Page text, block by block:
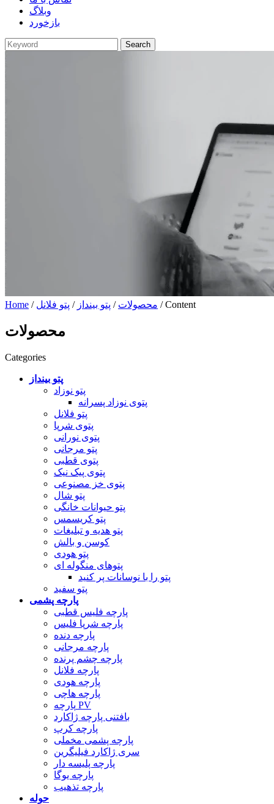
وبلاگ
بازخورد
Home / محصولات / پتو بینداز / پتو فلانل / Content
محصولات
Categories
پتو بینداز
پتو نوزاد
پتوی نوزاد پسرانه
پتو فلانل
پتوی شرپا
پتوی نورانی
پتو مرجانی
پتوی قطبی
پتوی پیک نیک
پتوی خز مصنوعی
پتو شال
پتو حیوانات خانگی
پتو کریسمس
پتو هدیه و تبلیغات
کوسن و بالش
پتو هودی
پتوهای منگوله ای
پتو را با نوسانات پر کنید
پتو سفید
پارچه پشمی
پارچه فلیس قطبی
پارچه شرپا فلیس
پارچه دنده
پارچه مرجانی
پارچه چشم پرنده
پارچه فلانل
پارچه هودی
پارچه هاچی
پارچه PV
بافتنی پارچه ژاکارد
پارچه کرپ
پارچه پشمی مخملی
سری ژاکارد فیلیگرین
پارچه پلیسه دار
پارچه یوگا
پارچه تذهیب
حوله